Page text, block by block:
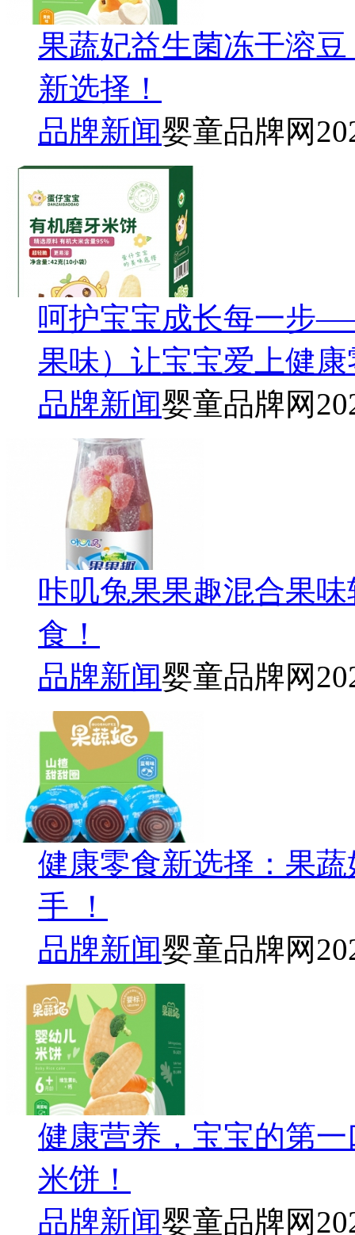
果蔬妃益生菌冻干溶
新选择！
品牌新闻婴童品牌网
呵护宝宝成长每一步
果味）让宝宝爱上健
品牌新闻婴童品牌网
咔叽兔果果趣混合果
食！
品牌新闻婴童品牌网
健康零食新选择：果
手 ！
品牌新闻婴童品牌网
健康营养，宝宝的第
米饼！
品牌新闻婴童品牌网